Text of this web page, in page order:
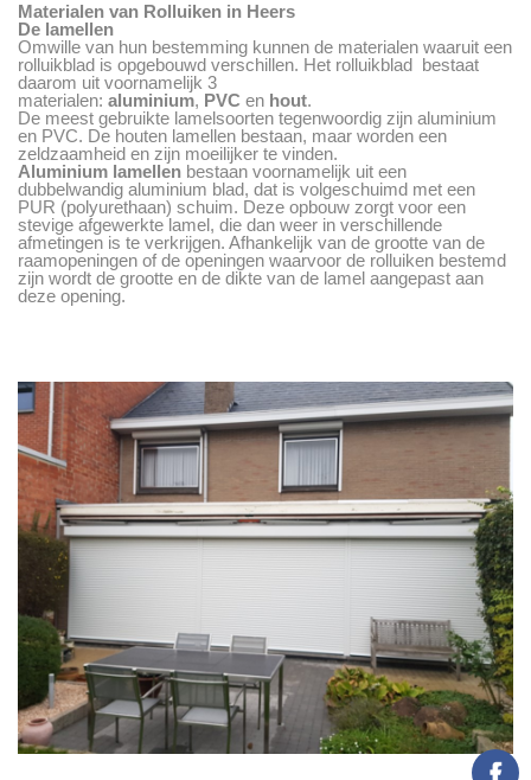
Materialen van Rolluiken in Heers
De lamellen
Omwille van hun bestemming kunnen de materialen waaruit een
rolluikblad is opgebouwd verschillen. Het rolluikblad bestaat
daarom uit voornamelijk 3
materialen: aluminium, PVC en hout.
De meest gebruikte lamelsoorten tegenwoordig zijn aluminium
en PVC. De houten lamellen bestaan, maar worden een
zeldzaamheid en zijn moeilijker te vinden.
Aluminium lamellen bestaan voornamelijk uit een
dubbelwandig aluminium blad, dat is volgeschuimd met een
PUR (polyurethaan) schuim. Deze opbouw zorgt voor een
stevige afgewerkte lamel, die dan weer in verschillende
afmetingen is te verkrijgen. Afhankelijk van de grootte van de
raamopeningen of de openingen waarvoor de rolluiken bestemd
zijn wordt de grootte en de dikte van de lamel aangepast aan
deze opening.